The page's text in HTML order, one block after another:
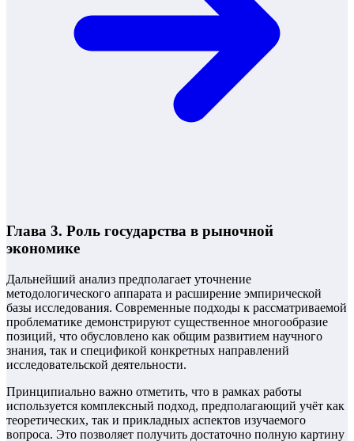
Глава 3. Роль государства в рыночной
экономике
Дальнейший анализ предполагает уточнение
методологического аппарата и расширение эмпирической
базы исследования. Современные подходы к рассматриваемой
проблематике демонстрируют существенное многообразие
позиций, что обусловлено как общим развитием научного
знания, так и спецификой конкретных направлений
исследовательской деятельности.
Принципиально важно отметить, что в рамках работы
используется комплексный подход, предполагающий учёт как
теоретических, так и прикладных аспектов изучаемого
вопроса. Это позволяет получить достаточно полную картину